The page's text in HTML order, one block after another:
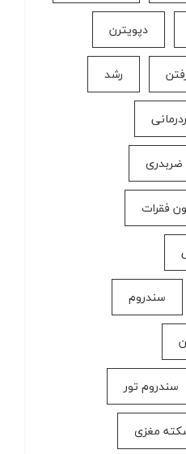
دپویترن
رشد
ضربدری
فقرات
سندروم
سندروم تور
مغزی